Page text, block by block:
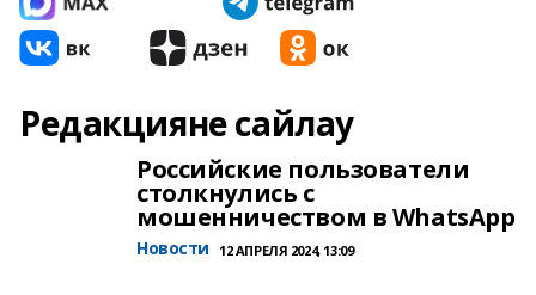
Редакцияне сайлау
Российские пользователи
столкнулись с
мошенничеством в WhatsApp
Новости 12 АПРЕЛЯ 2024, 13:09